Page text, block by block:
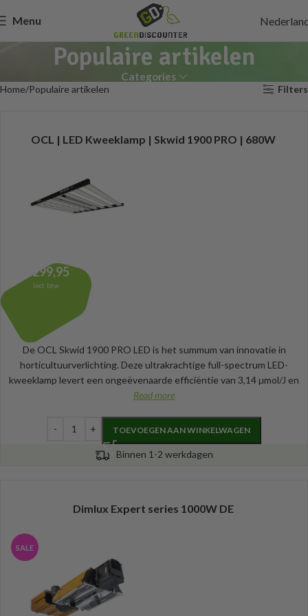
Menu
Populaire artikelen
Categories
Home Populaire artikelen Filters
OCL | LED Kweeklamp | Skwid 1900 PRO | 680W
1.299,95
Incl. btw
De OCL Skwid 1900 PRO LED is het summum van innovatie in
horticultuurverlichting. Deze ultrakrachtige full-spectrum LED-
kweeklamp levert een ongeëvenaarde efficiëntie van 3,14 µmol/J en
Read more
TOEVOEGEN AAN WINKELWAGEN
Binnen 1-2 werkdagen
Dimlux Expert series 1000W DE
SALE